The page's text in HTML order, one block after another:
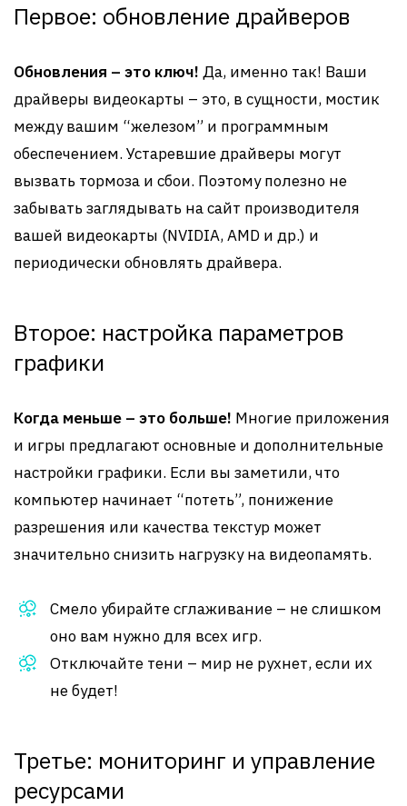
Первое: обновление драйверов
Обновления – это ключ! Да, именно так! Ваши
драйверы видеокарты – это, в сущности, мостик
между вашим “железом” и программным
обеспечением. Устаревшие драйверы могут
вызвать тормоза и сбои. Поэтому полезно не
забывать заглядывать на сайт производителя
вашей видеокарты (NVIDIA, AMD и др.) и
периодически обновлять драйвера.
Второе: настройка параметров
графики
Когда меньше – это больше! Многие приложения
и игры предлагают основные и дополнительные
настройки графики. Если вы заметили, что
компьютер начинает “потеть”, понижение
разрешения или качества текстур может
значительно снизить нагрузку на видеопамять.
Смело убирайте сглаживание – не слишком
оно вам нужно для всех игр.
Отключайте тени – мир не рухнет, если их
не будет!
Третье: мониторинг и управление
ресурсами